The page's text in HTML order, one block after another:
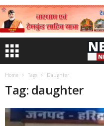
Home Tags Daughter
Tag: daughter